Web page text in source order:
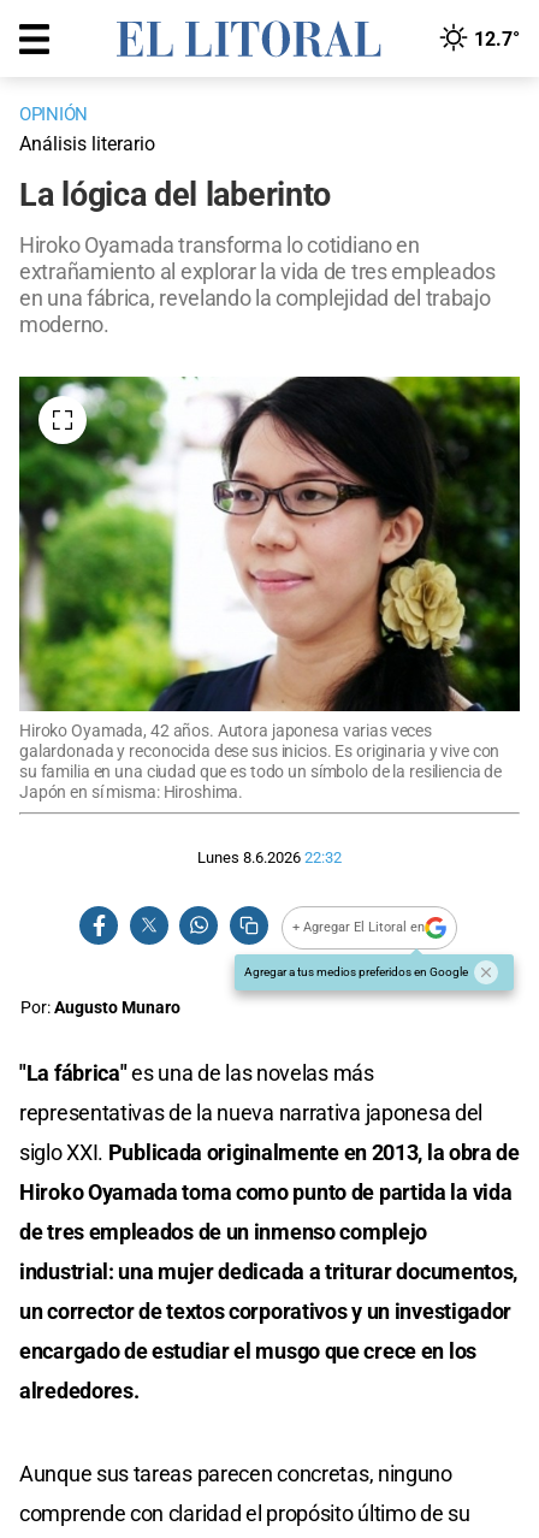
12.7°
OPINIÓN
Análisis literario
La lógica del laberinto
Hiroko Oyamada transforma lo cotidiano en
extrañamiento al explorar la vida de tres empleados
en una fábrica, revelando la complejidad del trabajo
moderno.
Hiroko Oyamada, 42 años. Autora japonesa varias veces
galardonada y reconocida dese sus inicios. Es originaria y vive con
su familia en una ciudad que es todo un símbolo de la resiliencia de
Japón en sí misma: Hiroshima.
Lunes 8.6.2026 22:32
+ Agregar El Litoral en
Agregar a tus medios preferidos en Google
Por:Augusto Munaro
"La fábrica"es una de las novelas más
representativas de la nueva narrativa japonesa del
siglo XXI. Publicada originalmente en 2013, la obra de
Hiroko Oyamada toma como punto de partida la vida
de tres empleados de un inmenso complejo
industrial: una mujer dedicada a triturar documentos,
un corrector de textos corporativos y un investigador
encargado de estudiar el musgo que crece en los
alrededores.
Aunque sus tareas parecen concretas, ninguno
comprende con claridad el propósito último de su